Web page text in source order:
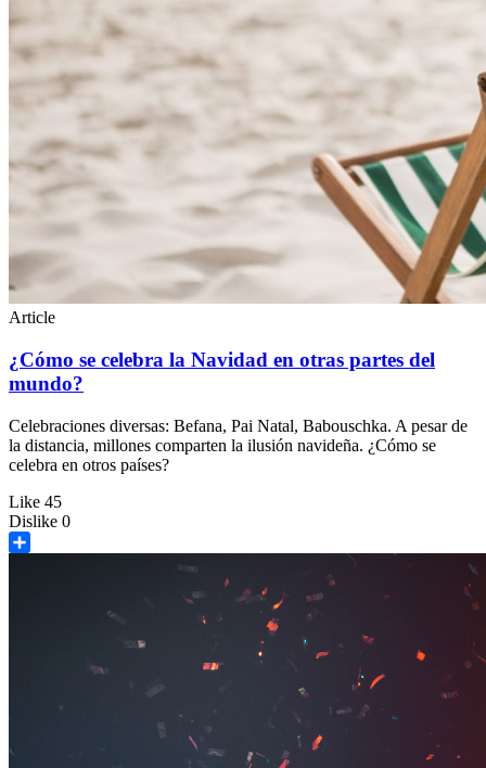
Article
¿Cómo se celebra la Navidad en otras partes del
mundo?
Celebraciones diversas: Befana, Pai Natal, Babouschka. A pesar de
la distancia, millones comparten la ilusión navideña. ¿Cómo se
celebra en otros países?
Like 45
Dislike 0